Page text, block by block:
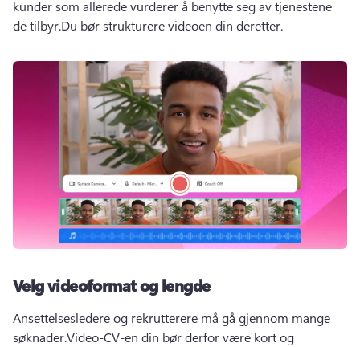
kunder som allerede vurderer å benytte seg av tjenestene
de tilbyr.Du bør strukturere videoen din deretter.
Velg videoformat og lengde
Ansettelsesledere og rekrutterere må gå gjennom mange
søknader.Video-CV-en din bør derfor være kort og